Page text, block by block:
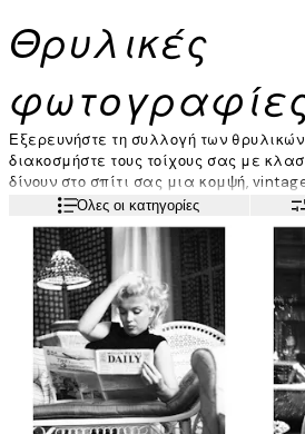
Θρυλικές
Εξερευνήστε τη συλλογή των
διακοσμήστε τους τοίχους σας με
δίνουν στο σπίτι σας μια κομψή,
βρείτε vintage φωτογραφίες από
θρυλικά πρόσωπα και πολλά άλλα.
Διαβάστε περισσότερα
Όλες οι κατηγορίες